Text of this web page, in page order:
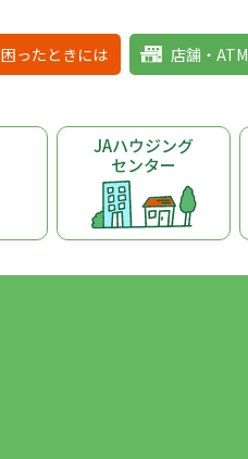
困ったときには 店舗・ATM
JAハウジング
センター